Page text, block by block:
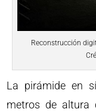
Reconstrucción
La pirámide en
metros de altura